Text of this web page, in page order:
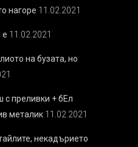
нагоре 11.02.2021
е 11.02.2021
на бузата, но
с преливки + бEл
металик 11.02.2021
некадърието